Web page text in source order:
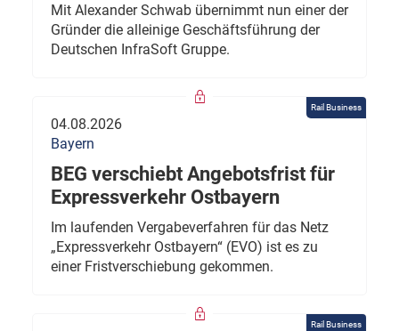
Mit Alexander Schwab übernimmt nun einer der
Gründer die alleinige Geschäftsführung der
Deutschen InfraSoft Gruppe.
Rail Business
04.08.2026
Bayern
BEG verschiebt Angebotsfrist für
Expressverkehr Ostbayern
Im laufenden Vergabeverfahren für das Netz
„Expressverkehr Ostbayern“ (EVO) ist es zu
einer Fristverschiebung gekommen.
Rail Business